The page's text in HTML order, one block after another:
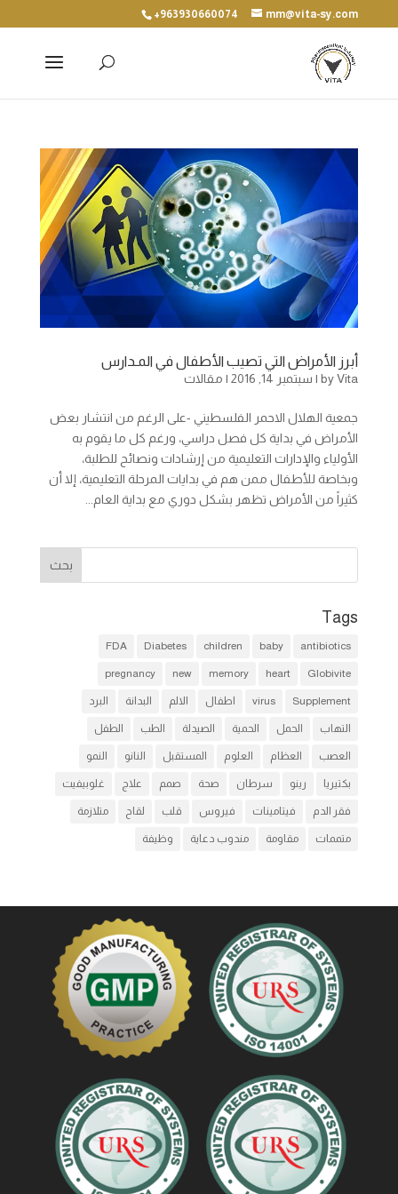
+963930660074 mm@vita-sy.com
أبرز الأمراض التي تصيب الأطفال في المـدارس
byVita
| سبتمبر 14, 2016 | مقالات
جمعية الهلال الاحمر الفلسطيني -على الرغم من انتشار بعض
الأمراض في بداية كل فصل دراسي، ورغم كل ما يقوم به
الأولياء والإدارات التعليمية من إرشادات ونصائح للطلبة،
وبخاصة للأطفال ممن هم في بدايات المرحلة التعليمية، إلا أن
كثيراً من الأمراض تظهر بشكل دوري مع بداية العام...
Tags
antibiotics
baby
children
Diabetes
FDA
Globivite
heart
memory
new
pregnancy
Supplement
virus اطفال الالم البدانة البرد
التهاب الحمل الحمية الصيدلة الطب الطفل
العصب العظام العلوم المستقبل النانو النمو
بكتيريا رينو سرطان صحة صمم علاج غلوبيفيت
فقر الدم فيتامينات فيروس قلب لقاح متلازمة
متممات مقاومة مندوب دعاية وظيفة